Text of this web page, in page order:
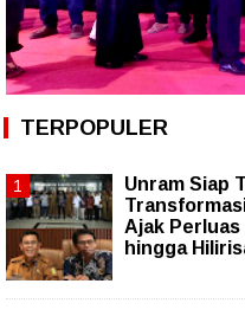
TERPOPULER
Unram Siap
Ajak
hingga